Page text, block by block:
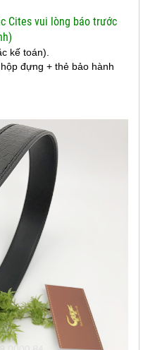
Cites vui lòng báo trước
kế toán).
đựng + thẻ bảo hành